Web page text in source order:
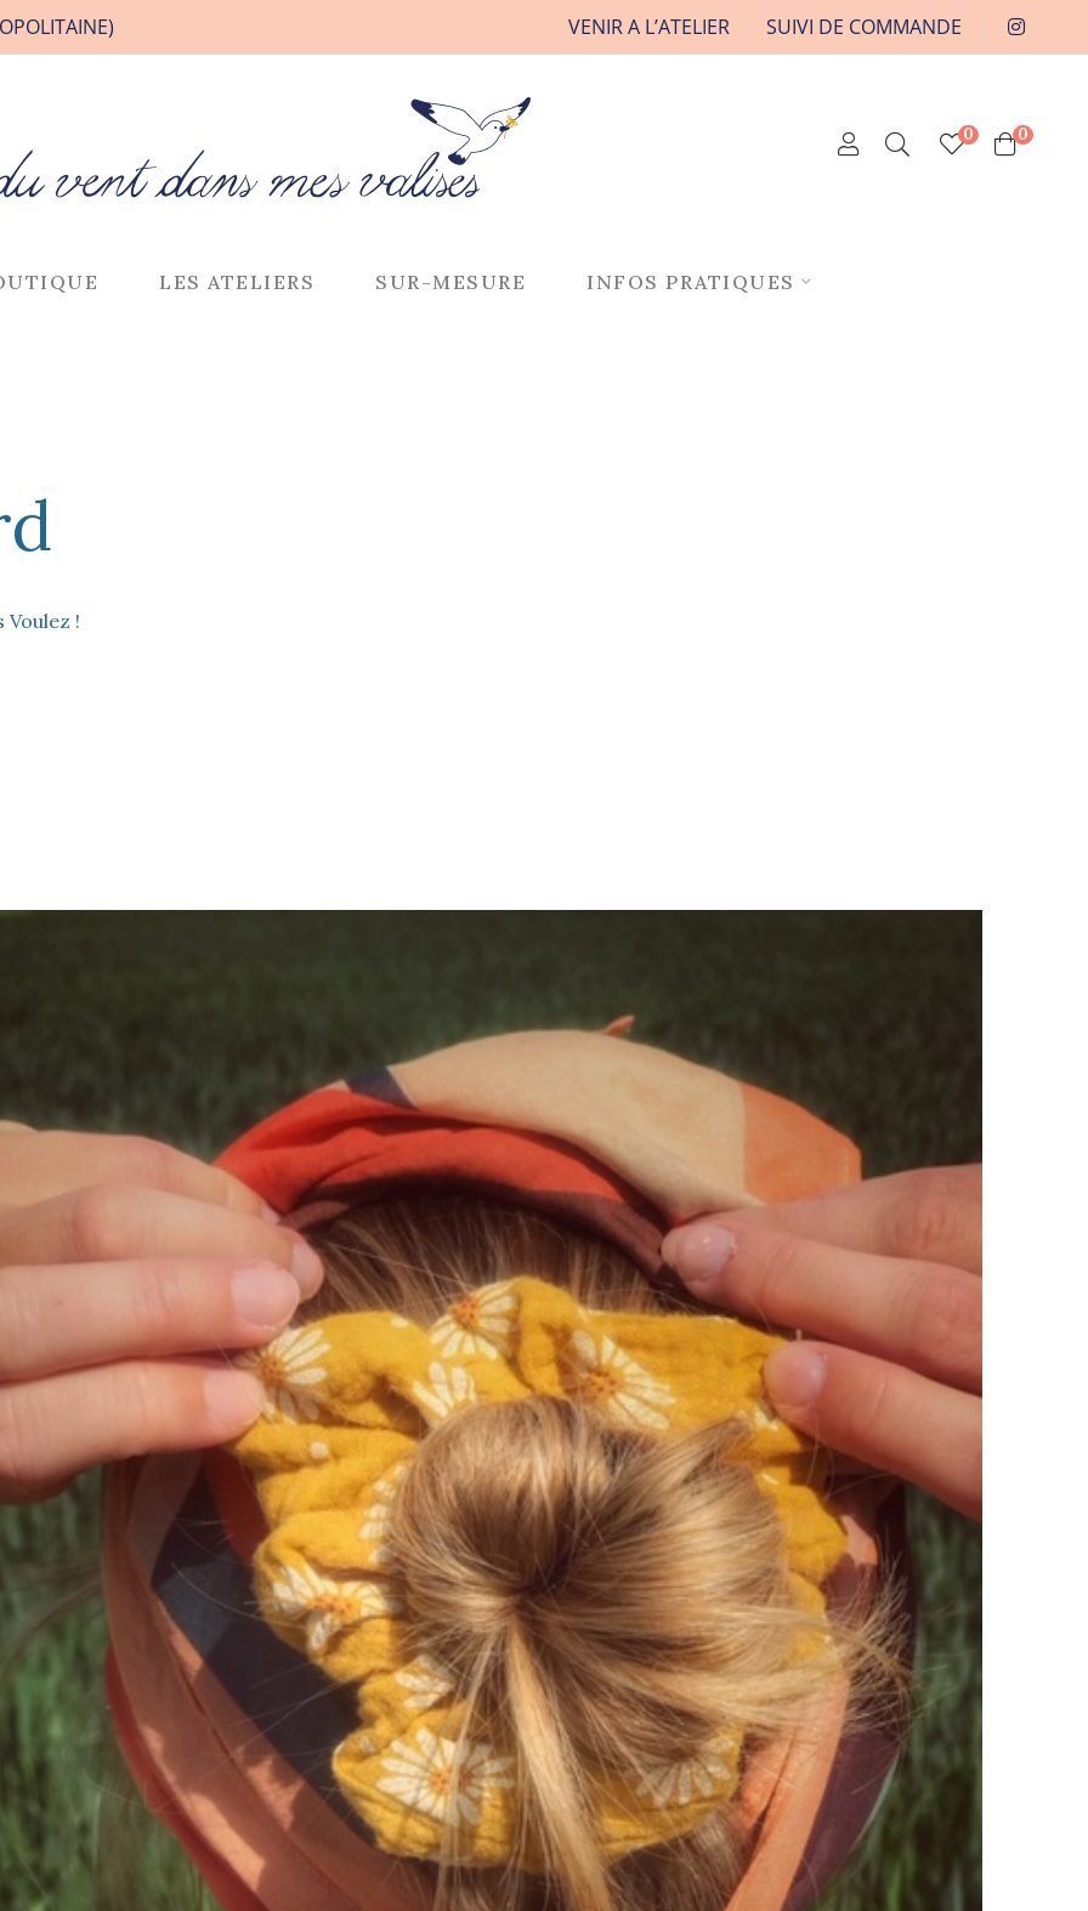
VENIR A L’ATELIER SUIVI DE COMMANDE
0 0
LES ATELIERS SUR-MESURE INFOS PRATIQUES
Voulez !